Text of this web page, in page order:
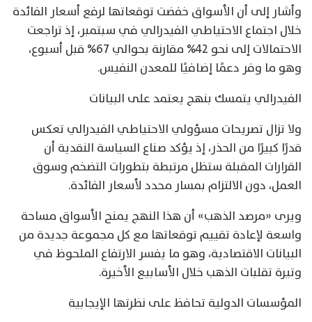
وأشار إلى أن الأسواق خفضت توقعاتها لرفع أسعار الفائدة
خلال اجتماع الاحتياطي الفيدرالي في سبتمبر، إذ تراجعت
الاحتمالات إلى نحو 42% مقارنة بحوالي 67% قبل أسبوع،
وهو ما وفر دعمًا إضافيًا للمعدن النفيس.
الفيدرالي يتمسك بنهج يعتمد على البيانات
ولا تزال تصريحات مسؤولي الاحتياطي الفيدرالي تعكس
قدرًا كبيرًا من الحذر، إذ يؤكد صناع السياسة النقدية أن
القرارات المقبلة ستظل مرتبطة بتطورات التضخم وسوق
العمل، دون الالتزام بمسار محدد لأسعار الفائدة.
ويرى «مرصد الذهب» أن هذا النهج يمنح الأسواق مساحة
واسعة لإعادة تقييم توقعاتها مع كل مجموعة جديدة من
البيانات الاقتصادية، وهو ما يفسر الارتفاع الملحوظ في
وتيرة تقلبات الذهب خلال الأسابيع الأخيرة.
المؤسسات الدولية تحافظ على نظرتها الإيجابية